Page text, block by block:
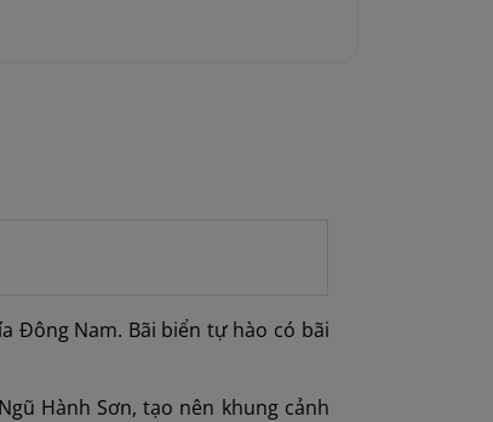
Đông Nam. Bãi biển tự hào có bãi
Hành Sơn, tạo nên khung cảnh